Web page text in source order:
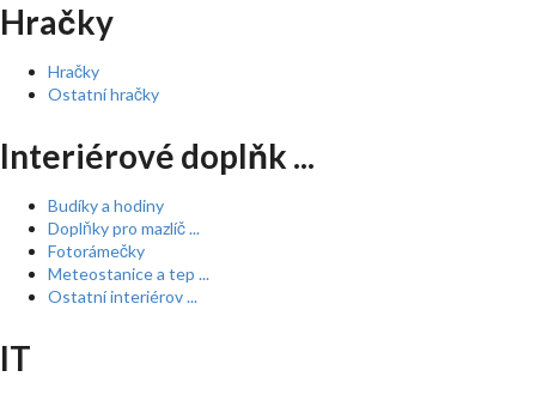
Hračky
Hračky
Ostatní hračky
Interiérové doplňk ...
Budíky a hodiny
Doplňky pro mazlíč ...
Fotorámečky
Meteostanice a tep ...
Ostatní interiérov ...
IT